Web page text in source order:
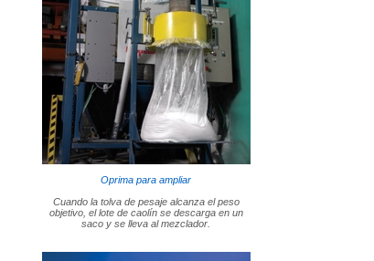
Oprima para ampliar
Cuando la tolva de pesaje alcanza el peso
objetivo, el lote de caolín se descarga en un
saco y se lleva al mezclador.